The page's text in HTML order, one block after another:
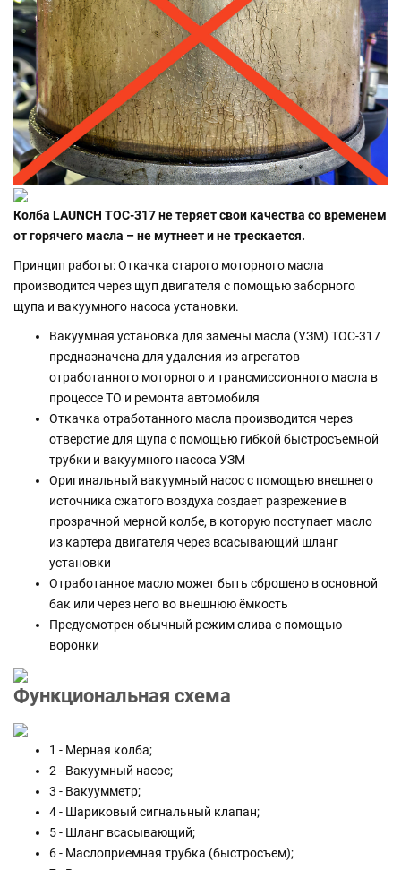
Колба LAUNCH TOC-317 не теряет свои качества со временем
от горячего масла – не мутнеет и не трескается.
Принцип работы: Откачка старого моторного масла
производится через щуп двигателя с помощью заборного
щупа и вакуумного насоса установки.
Вакуумная установка для замены масла (УЗМ) TOC-317
предназначена для удаления из агрегатов
отработанного моторного и трансмиссионного масла в
процессе ТО и ремонта автомобиля
Откачка отработанного масла производится через
отверстие для щупа с помощью гибкой быстросъемной
трубки и вакуумного насоса УЗМ
Оригинальный вакуумный насос с помощью внешнего
источника сжатого воздуха создает разрежение в
прозрачной мерной колбе, в которую поступает масло
из картера двигателя через всасывающий шланг
установки
Отработанное масло может быть сброшено в основной
бак или через него во внешнюю ёмкость
Предусмотрен обычный режим слива с помощью
воронки
Функциональная схема
1 - Мерная колба;
2 - Вакуумный насос;
3 - Вакуумметр;
4 - Шариковый сигнальный клапан;
5 - Шланг всасывающий;
6 - Маслоприемная трубка (быстросъем);